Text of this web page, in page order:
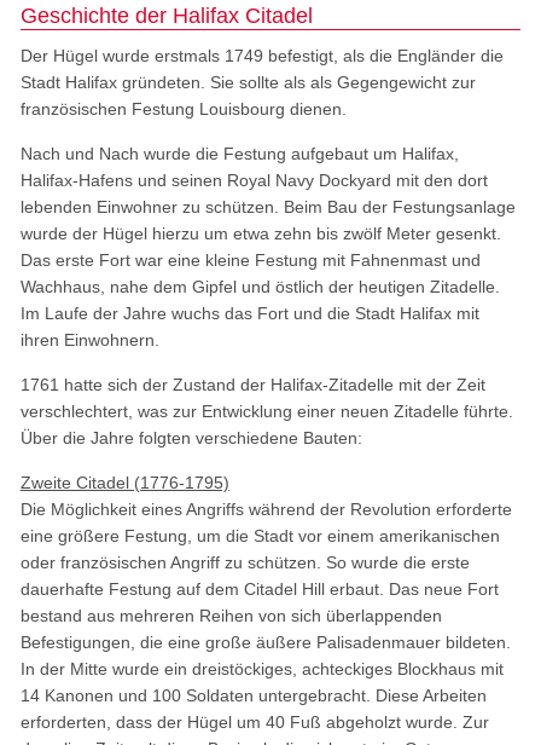
Geschichte der Halifax Citadel
Der Hügel wurde erstmals 1749 befestigt, als die Engländer die
Stadt Halifax gründeten. Sie sollte als als Gegengewicht zur
französischen Festung Louisbourg dienen.
Nach und Nach wurde die Festung aufgebaut um Halifax,
Halifax-Hafens und seinen Royal Navy Dockyard mit den dort
lebenden Einwohner zu schützen. Beim Bau der Festungsanlage
wurde der Hügel hierzu um etwa zehn bis zwölf Meter gesenkt.
Das erste Fort war eine kleine Festung mit Fahnenmast und
Wachhaus, nahe dem Gipfel und östlich der heutigen Zitadelle.
Im Laufe der Jahre wuchs das Fort und die Stadt Halifax mit
ihren Einwohnern.
1761 hatte sich der Zustand der Halifax-Zitadelle mit der Zeit
verschlechtert, was zur Entwicklung einer neuen Zitadelle führte.
Über die Jahre folgten verschiedene Bauten:
Zweite Citadel (1776-1795)
Die Möglichkeit eines Angriffs während der Revolution erforderte
eine größere Festung, um die Stadt vor einem amerikanischen
oder französischen Angriff zu schützen. So wurde die erste
dauerhafte Festung auf dem Citadel Hill erbaut. Das neue Fort
bestand aus mehreren Reihen von sich überlappenden
Befestigungen, die eine große äußere Palisadenmauer bildeten.
In der Mitte wurde ein dreistöckiges, achteckiges Blockhaus mit
14 Kanonen und 100 Soldaten untergebracht. Diese Arbeiten
erforderten, dass der Hügel um 40 Fuß abgeholzt wurde. Zur